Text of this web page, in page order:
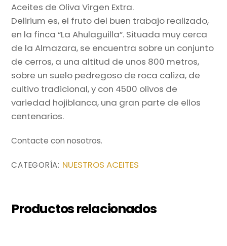
Aceites de Oliva Virgen Extra.
Delirium es, el fruto del buen trabajo realizado,
en la finca “La Ahulaguilla”. Situada muy cerca
de la Almazara, se encuentra sobre un conjunto
de cerros, a una altitud de unos 800 metros,
sobre un suelo pedregoso de roca caliza, de
cultivo tradicional, y con 4500 olivos de
variedad hojiblanca, una gran parte de ellos
centenarios.
Contacte con nosotros.
CATEGORÍA: NUESTROS ACEITES
Productos relacionados